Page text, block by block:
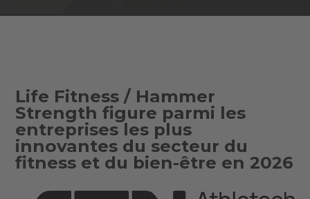
Life Fitness / Hammer
Strength figure parmi les
entreprises les plus
innovantes du secteur du
fitness et du bien-être en 2026